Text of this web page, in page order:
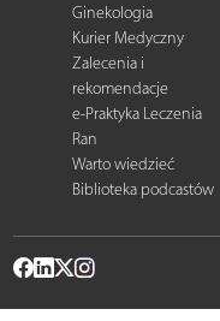
Ginekologia
Kurier Medyczny
Zalecenia i
rekomendacje
e-Praktyka Leczenia
Ran
Warto wiedzieć
Biblioteka podcastów